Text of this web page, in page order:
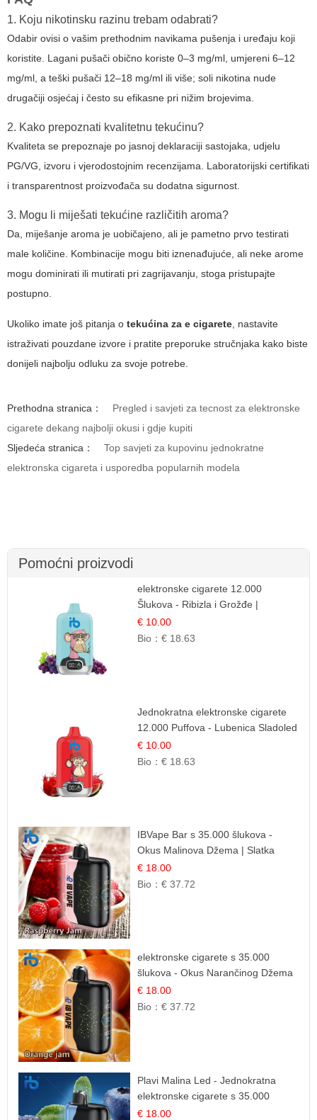
1. Koju nikotinsku razinu trebam odabrati?
Odabir ovisi o vašim prethodnim navikama pušenja i uređaju koji
koristite. Lagani pušači obično koriste 0–3 mg/ml, umjereni 6–12
mg/ml, a teški pušači 12–18 mg/ml ili više; soli nikotina nude
drugačiji osjećaj i često su efikasne pri nižim brojevima.
2. Kako prepoznati kvalitetnu tekućinu?
Kvaliteta se prepoznaje po jasnoj deklaraciji sastojaka, udjelu
PG/VG, izvoru i vjerodostojnim recenzijama. Laboratorijski certifikati
i transparentnost proizvođača su dodatna sigurnost.
3. Mogu li miješati tekućine različitih aroma?
Da, miješanje aroma je uobičajeno, ali je pametno prvo testirati
male količine. Kombinacije mogu biti iznenađujuće, ali neke arome
mogu dominirati ili mutirati pri zagrijavanju, stoga pristupajte
postupno.
Ukoliko imate još pitanja o tekućina za e cigarete , nastavite
istraživati pouzdane izvore i pratite preporuke stručnjaka kako biste
donijeli najbolju odluku za svoje potrebe.
Prethodna stranica：
Pregled i savjeti za tecnost za elektronske
cigarete dekang najbolji okusi i gdje kupiti
Sljedeća stranica：
Top savjeti za kupovinu jednokratne
elektronska cigareta i usporedba popularnih modela
Pomoćni proizvodi
elektronske cigarete 12.000
Šlukova - Ribizla i Grožđe |
Elegantna Voćna Kombinacija
€ 10.00
Bio：€ 18.63
Jednokratna elektronske cigarete
12.000 Puffova - Lubenica Sladoled
| Ljetna Desertna Aroma
€ 10.00
Bio：€ 18.63
IBVape Bar s 35.000 šlukova -
Okus Malinova Džema | Slatka
Voćna Aroma
€ 18.00
Bio：€ 37.72
elektronske cigarete s 35.000
šlukova - Okus Narančinog Džema
| Dugotrajno Iskustvo
€ 18.00
Bio：€ 37.72
Plavi Malina Led - Jednokratna
elektronske cigarete s 35.000
šlukova | IBVape
€ 18.00